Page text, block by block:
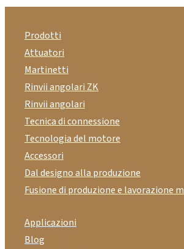
Prodotti
Attuatori
Martinetti
Rinvii angolari ZK
Rinvii angolari
Tecnica di connessione
Tecnologia del motore
Accessori
Dal designo alla produzione
Fusione di produzione e lavorazione
Applicazioni
Blog